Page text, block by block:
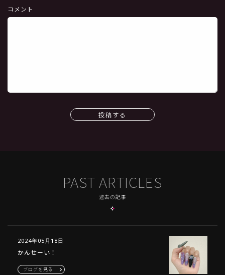
コメント
投稿する
PAST ARTICLES
過去の記事
2024年05月18日
かんせーい！
ブログを見る